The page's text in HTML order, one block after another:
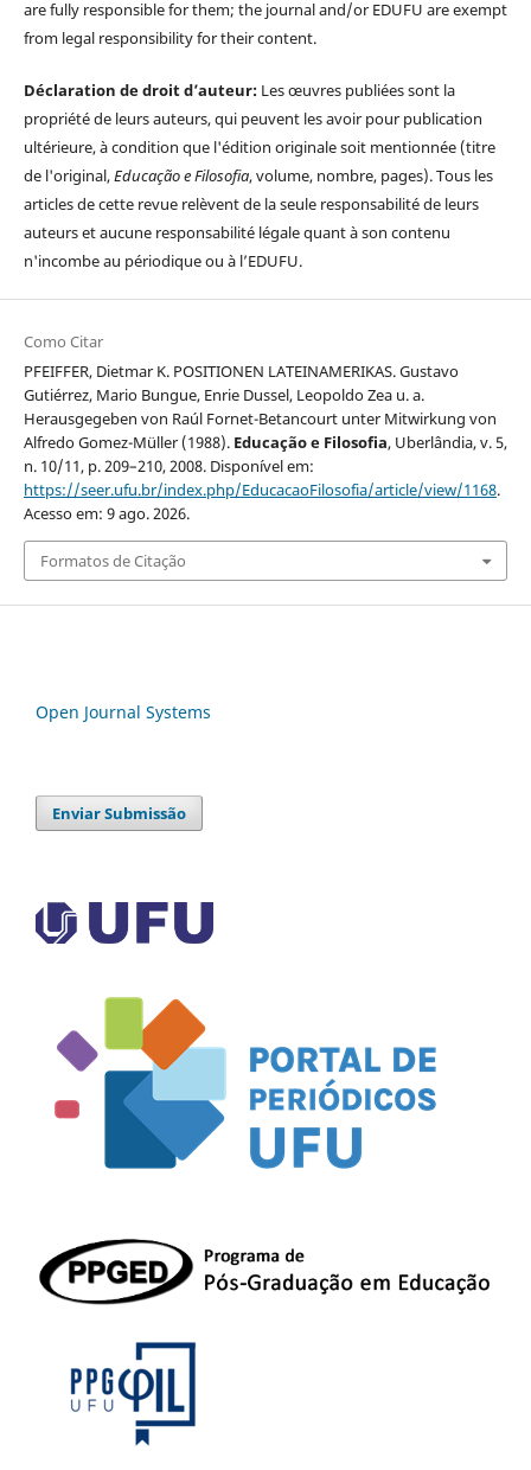
are fully responsible for them; the journal and/or EDUFU are exempt
from legal responsibility for their content.
Déclaration de droit d’auteur: Les œuvres publiées sont la
propriété de leurs auteurs, qui peuvent les avoir pour publication
ultérieure, à condition que l'édition originale soit mentionnée (titre
de l'original,Educação e Filosofia, volume, nombre, pages). Tous les
articles de cette revue relèvent de la seule responsabilité de leurs
auteurs et aucune responsabilité légale quant à son contenu
n'incombe au périodique ou à l’EDUFU.
Como Citar
PFEIFFER, Dietmar K. POSITIONEN LATEINAMERIKAS. Gustavo
Gutiérrez, Mario Bungue, Enrie Dussel, Leopoldo Zea u. a.
Herausgegeben von Raúl Fornet-Betancourt unter Mitwirkung von
Alfredo Gomez-Müller (1988). Educação e Filosofia, Uberlândia, v. 5,
n. 10/11, p. 209–210, 2008. Disponível em:
https://seer.ufu.br/index.php/EducacaoFilosofia/article/view/1168.
Acesso em: 9 ago. 2026.
Formatos de Citação
Open Journal Systems
Enviar Submissão